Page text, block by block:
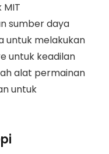
sumber daya
untuk melakukan
untuk keadilan
alat permainan
untuk